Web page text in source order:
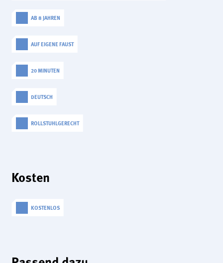
AB 8 JAHREN
AUF EIGENE FAUST
20 MINUTEN
DEUTSCH
ROLLSTUHLGERECHT
Kosten
KOSTENLOS
Anbieter:
Matomo